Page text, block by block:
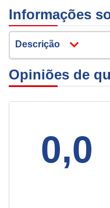
Informações
Descrição
Opiniões de
0,0